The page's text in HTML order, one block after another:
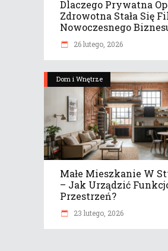
Dlaczego Prywatna
Zdrowotna Stała Się
Nowoczesnego
26 lutego, 2026
Dom i Wnętrze
Małe Mieszkanie W
– Jak Urządzić
Przestrzeń?
23 lutego, 2026